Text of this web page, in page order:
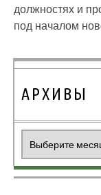
должностях и
под началом
АРХИВЫ